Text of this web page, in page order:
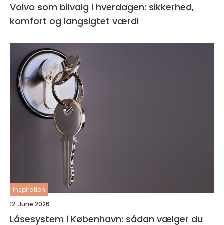
Volvo som bilvalg i hverdagen: sikkerhed,
komfort og langsigtet værdi
inspiration
12. June 2026
Låsesystem i København: sådan vælger du